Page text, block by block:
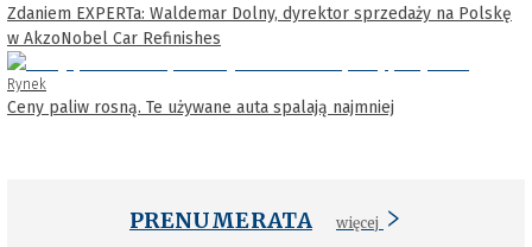
Zdaniem EXPERTa: Waldemar Dolny, dyrektor sprzedaży na Polskę
w AkzoNobel Car Refinishes
Rynek
Ceny paliw rosną. Te używane auta spalają najmniej
PRENUMERATA więcej